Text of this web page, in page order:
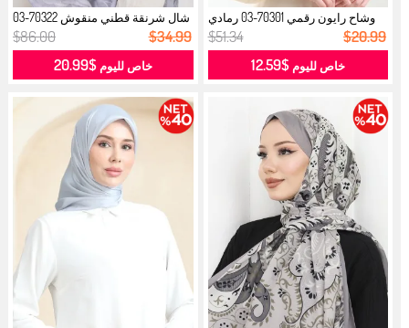
وشاح رايون رقمي 70301-03 رمادي
فضي...
$51.34 $20.99
خاص لليوم$12.59
شال شرنقة قطني منقوش 70322-03
رمادي...
$86.00 $34.99
خاص لليوم$20.99